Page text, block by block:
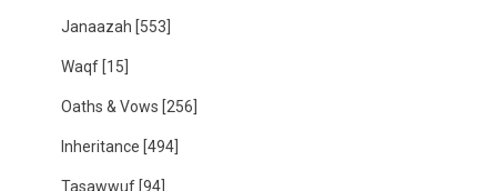
Janaazah [553]
Waqf [15]
Oaths & Vows [256]
Inheritance [494]
Tasawwuf [94]